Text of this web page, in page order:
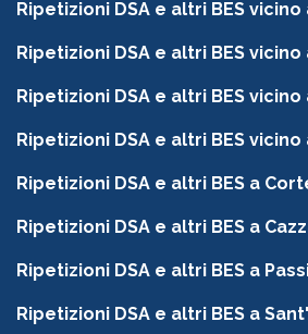
Ripetizioni DSA e altri BES
Ripetizioni DSA e altri BES
Ripetizioni DSA e altri BES
Ripetizioni DSA e altri BES vicino
Ripetizioni DSA e altri BES a
Ripetizioni DSA e altri BES a
Ripetizioni DSA e altri BES a
Ripetizioni DSA e altri BES a